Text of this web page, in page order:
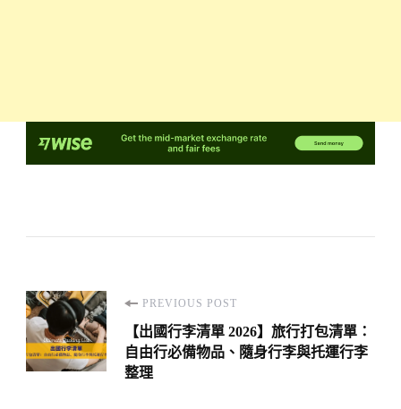
Post
Navigation
PREVIOUS POST
【出國行李清單 2026】旅行打包清單：
自由行必備物品、隨身行李與托運行李
整理